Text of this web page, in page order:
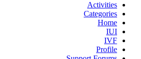
Activities
Categories
Home
IUI
IVF
Profile